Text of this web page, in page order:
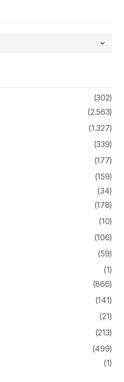
(302)
(2.563)
(1.327)
(339)
(177)
(159)
(34)
(178)
(10)
(106)
(59)
(1)
(866)
(141)
(21)
(213)
(499)
(1)